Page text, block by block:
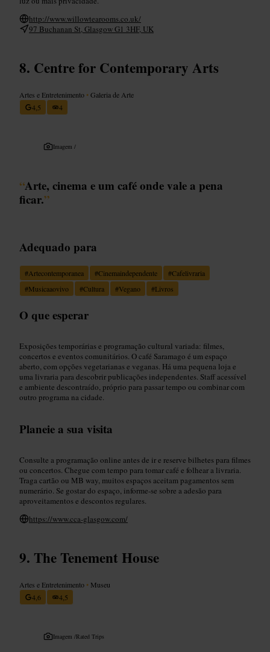
http://www.willowtearooms.co.uk/
97 Buchanan St, Glasgow G1 3HF, UK
Centre for Contemporary Arts
Artes e Entretenimento •Galeria de Arte
4,5
4
Imagem /
“Arte, cinema e um café onde vale a pena
ficar.”
Adequado para
#Artecontemporanea #Cinemaindependente #Cafelivraria
#Musicaaovivo #Cultura #Vegano #Livros
O que esperar
Exposições temporárias e programação cultural variada: filmes,
concertos e eventos comunitários. O café Saramago é um espaço
aberto, com opções vegetarianas e veganas. Há uma pequena loja e
uma livraria para descobrir publicações independentes. Staff acessível
e ambiente descontraído, próprio para passar tempo ou combinar com
outro programa na cidade.
Planeie a sua visita
Consulte a programação online antes de ir e reserve bilhetes para filmes
ou concertos. Chegue com tempo para tomar café e folhear a livraria.
Traga cartão ou MB way, muitos espaços aceitam pagamentos sem
numerário. Se gostar do espaço, informe-se sobre a adesão para
aproveitamentos e descontos regulares.
https://www.cca-glasgow.com/
The Tenement House
Artes e Entretenimento • Museu
4,6
4,5
Imagem /Rated Trips